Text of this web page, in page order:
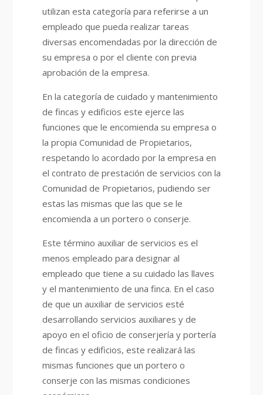
utilizan esta categoría para referirse a un
empleado que pueda realizar tareas
diversas encomendadas por la dirección de
su empresa o por el cliente con previa
aprobación de la empresa.
En la categoría de cuidado y mantenimiento
de fincas y edificios este ejerce las
funciones que le encomienda su empresa o
la propia Comunidad de Propietarios,
respetando lo acordado por la empresa en
el contrato de prestación de servicios con la
Comunidad de Propietarios, pudiendo ser
estas las mismas que las que se le
encomienda a un portero o conserje.
Este término auxiliar de servicios es el
menos empleado para designar al
empleado que tiene a su cuidado las llaves
y el mantenimiento de una finca. En el caso
de que un auxiliar de servicios esté
desarrollando servicios auxiliares y de
apoyo en el oficio de conserjería y portería
de fincas y edificios, este realizará las
mismas funciones que un portero o
conserje con las mismas condiciones